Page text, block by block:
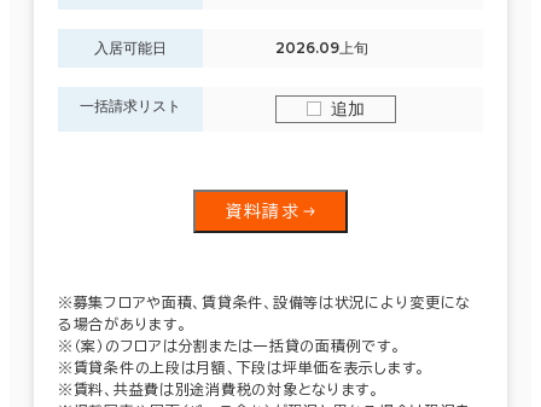
入居可能日 2026.09上旬
一括請求リスト 追加
資料請求
※募集フロアや面積、賃貸条件、設備等は状況により変更にな
る場合があります。
※（案）のフロアは分割または一括貸の面積例です。
※賃貸条件の上段は月額、下段は坪単価を表示します。
※賃料、共益費は別途消費税の対象となります。